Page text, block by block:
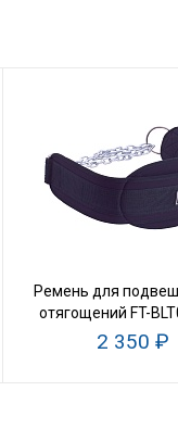
Ремень для
отягощений FT-
2 350 ₽